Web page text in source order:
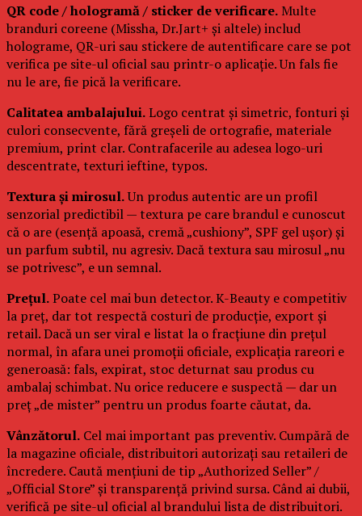
QR code / hologramă / sticker de verificare.Multe
branduri coreene (Missha, Dr.Jart+ și altele) includ
holograme, QR-uri sau stickere de autentificare care se pot
verifica pe site-ul oficial sau printr-o aplicație. Un fals fie
nu le are, fie pică la verificare.
Calitatea ambalajului.Logo centrat și simetric, fonturi și
culori consecvente, fără greșeli de ortografie, materiale
premium, print clar. Contrafacerile au adesea logo-uri
descentrate, texturi ieftine, typos.
Textura și mirosul.Un produs autentic are un profil
senzorial predictibil — textura pe care brandul e cunoscut
că o are (esență apoasă, cremă „cushiony”, SPF gel ușor) și
un parfum subtil, nu agresiv. Dacă textura sau mirosul „nu
se potrivesc”, e un semnal.
Prețul.Poate cel mai bun detector. K-Beauty e competitiv
la preț, dar tot respectă costuri de producție, export și
retail. Dacă un ser viral e listat la o fracțiune din prețul
normal, în afara unei promoții oficiale, explicația rareori e
generoasă: fals, expirat, stoc deturnat sau produs cu
ambalaj schimbat. Nu orice reducere e suspectă — dar un
preț „de mister” pentru un produs foarte căutat, da.
Vânzătorul. Cel mai important pas preventiv. Cumpără de
la magazine oficiale, distribuitori autorizați sau retaileri de
încredere. Caută mențiuni de tip „Authorized Seller” /
„Official Store” și transparență privind sursa. Când ai dubii,
verifică pe site-ul oficial al brandului lista de distribuitori.